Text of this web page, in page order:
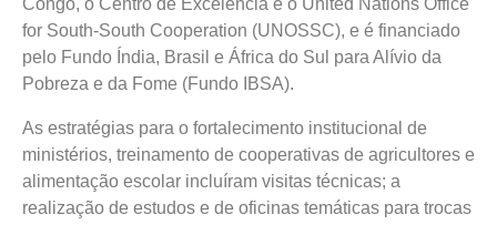
Congo, o Centro de Excelência e o United Nations Office
for South-South Cooperation (UNOSSC), e é financiado
pelo Fundo Índia, Brasil e África do Sul para Alívio da
Pobreza e da Fome (Fundo IBSA).
As estratégias para o fortalecimento institucional de
ministérios, treinamento de cooperativas de agricultores e
alimentação escolar incluíram visitas técnicas; a
realização de estudos e de oficinas temáticas para trocas